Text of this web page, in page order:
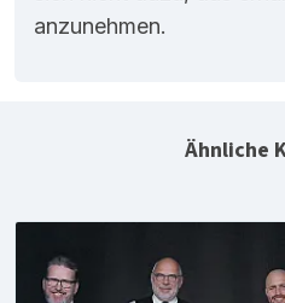
anzunehmen.
Ähnliche